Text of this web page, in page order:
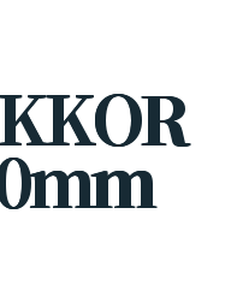
KOR
mm